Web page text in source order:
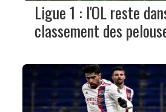
Ligue 1 : l'OL reste
classement des